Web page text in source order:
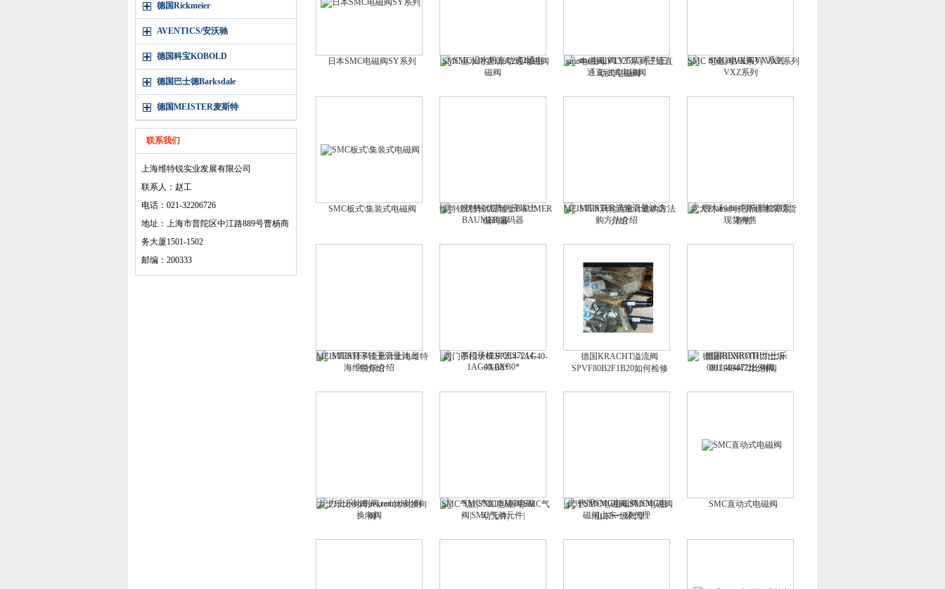
德国Rickmeier
AVENTICS/安沃驰
德国科宝KOBOLD
德国巴士德Barksdale
德国MEISTER麦斯特
联系我们
上海维特锐实业发展有限公司
联系人：赵工
电话：021-32206726
地址：上海市普陀区中江路889号曹杨商
务大厦1501-1502
邮编：200333
日本SMC电磁阀SY系列 SMC温水用直动式2通电磁阀
smc电磁阀,VT325系列三通直
动式电磁阀
SMC 电磁阀VX系列 VXZ系列
SMC板式\集装式电磁阀
维特锐优势供应瑞士BAUMER
编码器
MEISTER涡轮流量计选购方法
介绍
意大利atos阿托斯柱塞泵现货
有售
MEISTER转子流量计上海维特
锐介绍
西门子模块6ES7214-1AG40-
0XB0*
德国KRACHT溢流阀
SPVF80B2F1B20如何检修
德国REXROTH力士乐
0811404472比例阀
力士乐比例阀,rexroth比例换向
阀
SMC气缸|SMC电磁阀|SMC气
动元件|
代理SMC电磁阀,SMC电磁阀
山东一级代理
SMC直动式电磁阀